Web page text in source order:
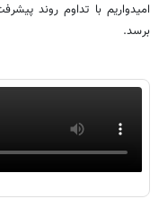
امیدواریم با تداوم روند
برسد.